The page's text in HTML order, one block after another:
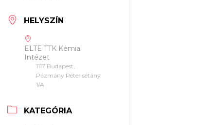
HELYSZÍN
ELTE TTK Kémiai
Intézet
1117 Budapest,
Pázmány Péter sétány
1/A
KATEGÓRIA